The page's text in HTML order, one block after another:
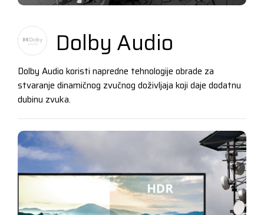
Dolby Audio
Dolby Audio koristi napredne tehnologije obrade za
stvaranje dinamičnog zvučnog doživljaja koji daje dodatnu
dubinu zvuka.